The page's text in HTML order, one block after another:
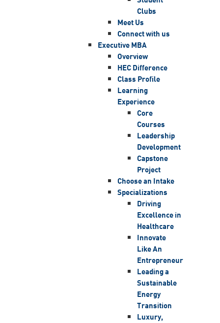
Clubs
Meet Us
Connect with us
Executive MBA
Overview
HEC Difference
Class Profile
Learning
Experience
Core
Courses
Leadership
Development
Capstone
Project
Choose an Intake
Specializations
Driving
Excellence in
Healthcare
Innovate
Like An
Entrepreneur
Leading a
Sustainable
Energy
Transition
Luxury,